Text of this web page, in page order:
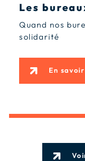
Les
Quand nos
solidarité
En